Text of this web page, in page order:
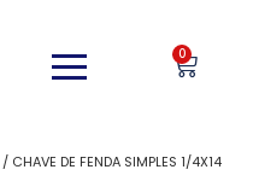
0
/ CHAVE DE FENDA SIMPLES 1/4X14